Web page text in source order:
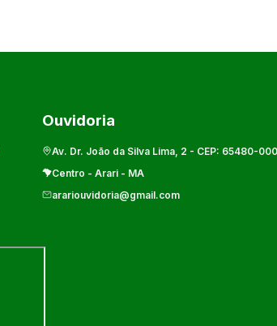
Ouvidoria
Av. Dr. João da Silva Lima, 2 - CEP: 65480-000
Centro - Arari- MA
arariouvidoria@gmail.com